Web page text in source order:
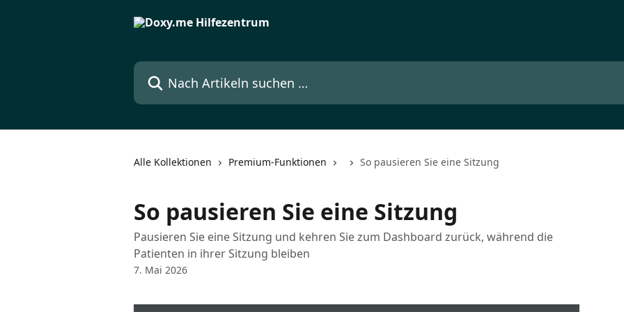
Nach Artikeln suchen …
Alle Kollektionen Premium-Funktionen So pausieren Sie eine Sitzung
So pausieren Sie eine Sitzung
Pausieren Sie eine Sitzung und kehren Sie zum Dashboard zurück, während die
Patienten in ihrer Sitzung bleiben
7. Mai 2026